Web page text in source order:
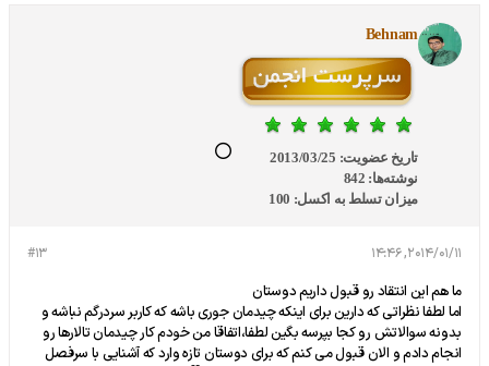
Behnam
تاریخ عضویت: 2013/03/25
نوشته‌ها: 842
میزان تسلط به اکسل: 100
#13 2014/01/11, 14:46
ما هم این انتقاد رو قبول داریم دوستان
اما لطفا نظراتی که دارین برای اینکه چیدمان جوری باشه که کاربر سردرگم نباشه و
بدونه سوالاتش رو کجا بپرسه بگین لطفا،اتفاقا من خودم کار چیدمان تالارها رو
انجام دادم و الان قبول می کنم که برای دوستان تازه وارد که آشنایی با سرفصل